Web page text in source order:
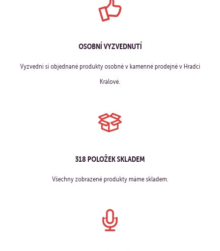
OSOBNÍ VYZVEDNUTÍ
Vyzvedni si objednané produkty osobně v kamenné prodejně v Hradci
Králové.
318 POLOŽEK SKLADEM
Všechny zobrazené produkty máme skladem.